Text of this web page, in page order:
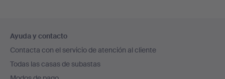
en
el
pie
Ayuda y contacto
Contacta con el servicio de atención al cliente
Todas las casas de subastas